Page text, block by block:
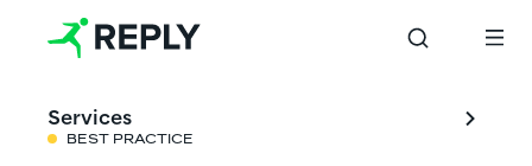
Services
BEST PRACTICE